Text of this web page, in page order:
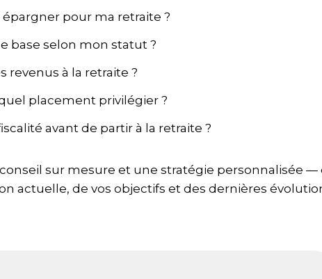
pour ma retraite ?
base selon mon statut ?
à la retraite ?
quel placement privilégier ?
avant de partir à la retraite ?
sur mesure et une stratégie personnalisée —
actuelle, de vos objectifs et des dernières